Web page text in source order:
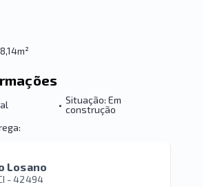
• Situação: Em
construção
Losano
-42494